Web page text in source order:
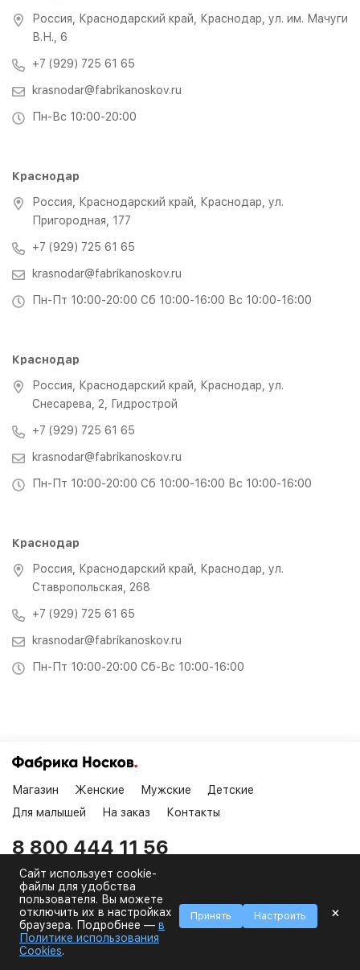
Россия, Краснодарский край, Краснодар, ул. им. Мачуги
В.Н., 6
+7 (929) 725 61 65
krasnodar@fabrikanoskov.ru
Пн-Вс 10:00-20:00
Краснодар
Россия, Краснодарский край, Краснодар, ул.
Пригородная, 177
+7 (929) 725 61 65
krasnodar@fabrikanoskov.ru
Пн-Пт 10:00-20:00 Сб 10:00-16:00 Вс 10:00-16:00
Краснодар
Россия, Краснодарский край, Краснодар, ул.
Снесарева, 2, Гидрострой
+7 (929) 725 61 65
krasnodar@fabrikanoskov.ru
Пн-Пт 10:00-20:00 Сб 10:00-16:00 Вс 10:00-16:00
Краснодар
Россия, Краснодарский край, Краснодар, ул.
Ставропольская, 268
+7 (929) 725 61 65
krasnodar@fabrikanoskov.ru
Пн-Пт 10:00-20:00 Сб-Вс 10:00-16:00
Магазин Женские Мужские
Детские
Для малышей
На заказ Контакты
8 800 444 11 56
Для бесплатных звонков по России
У вас остались вопросы? Звоните:
8 800 444 11 56
Сайт использует cookie-
файлы для удобства
пользователя. Вы можете
отключить их в настройках
браузера. Подробнее — в
Политике использования
Cookies.
Принять Настроить ×